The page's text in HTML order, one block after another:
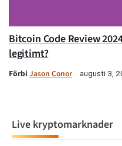
Bitcoin Code Review
legitimt?
Förbi Jason Conor augusti 3,
Live kryptomarknader